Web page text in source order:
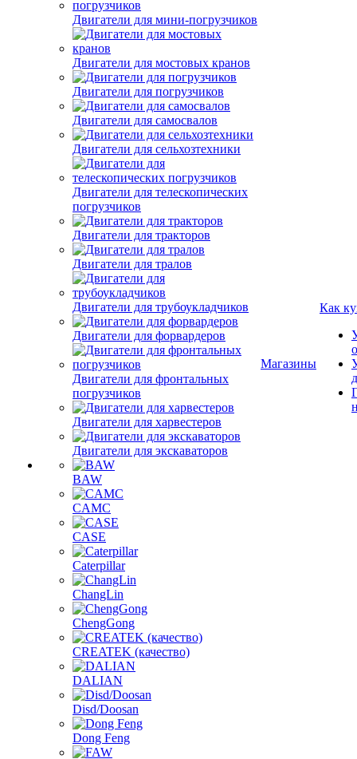
Двигатели для мини-погрузчиков
Двигатели для мостовых кранов
Двигатели для погрузчиков
Двигатели для самосвалов
Двигатели для сельхозтехники
Двигатели для телескопических
погрузчиков
Двигатели для тракторов
Двигатели для тралов
Двигатели для трубоукладчиков
Двигатели для форвардеров
Двигатели для фронтальных
погрузчиков
Двигатели для харвестеров
Двигатели для экскаваторов
BAW
CAMC
CASE
Caterpillar
ChangLin
ChengGong
CREATEK (качество)
DALIAN
Disd/Doosan
Dong Feng
Магазины
Как